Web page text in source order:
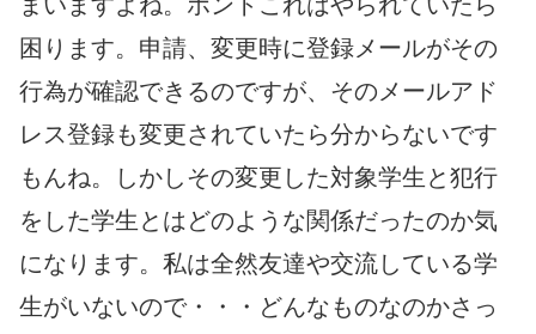
困ります。申請、変更時に登録メールがその
行為が確認できるのですが、そのメールアド
レス登録も変更されていたら分からないです
もんね。しかしその変更した対象学生と犯行
をした学生とはどのような関係だったのか気
になります。私は全然友達や交流している学
生がいないので・・・どんなものなのかさっ